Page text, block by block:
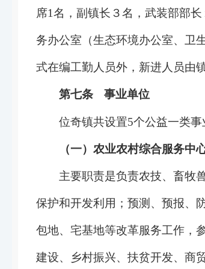
席1名，副镇长３名，武装部部
务办公室（生态环境办公室、卫
式在编工勤人员外，新进人员由
第七条 事业单位
位奇镇共设置5个公益一类
（一）农业农村综合服务中
主要职责是负责农技、畜牧
保护和开发利用；预测、预报、
包地、宅基地等改革服务工作，
建设、乡村振兴、扶贫开发、商